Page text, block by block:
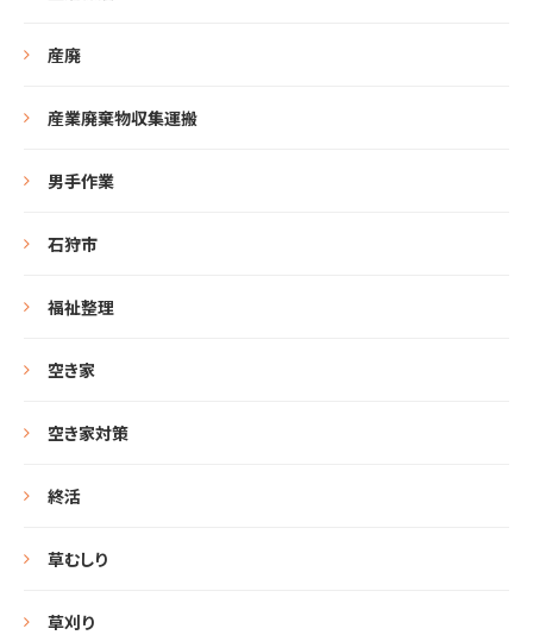
産廃
産業廃棄物収集運搬
男手作業
石狩市
福祉整理
空き家
空き家対策
終活
草むしり
草刈り